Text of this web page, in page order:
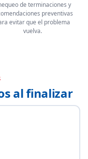
de terminaciones y
preventivas
evitar que el problema
vuelva.
al finalizar